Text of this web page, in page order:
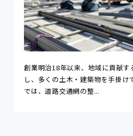
創業明治18年以来、地域に貢献す
し、多くの土木・建築物を手掛け
では、道路交通網の整...